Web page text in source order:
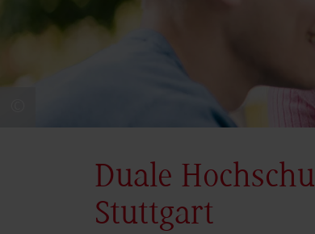
Duale
Stuttgart